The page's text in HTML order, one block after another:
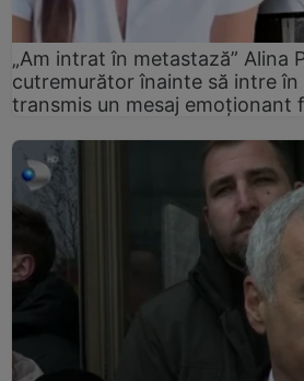
„Am intrat în metastază” Alina
cutremurător înainte să intre în
transmis un mesaj emoționant